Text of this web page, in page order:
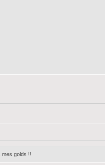
mes golds !!